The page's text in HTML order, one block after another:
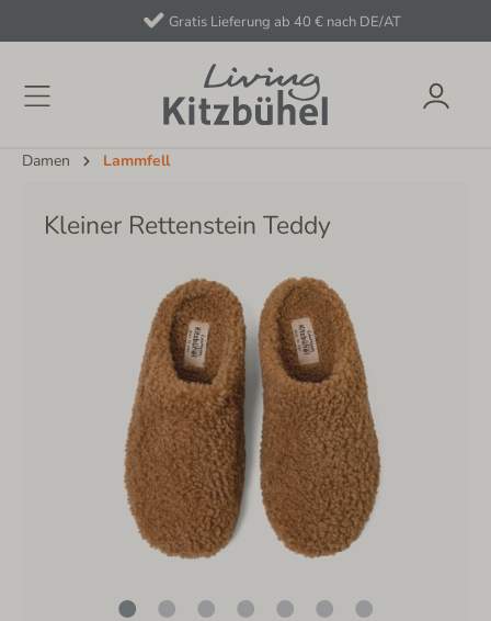
Gratis Lieferung ab 40 € nach DE/AT
Damen Lammfell
Kleiner Rettenstein Teddy